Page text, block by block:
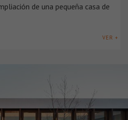
de una pequeña casa de
VER +